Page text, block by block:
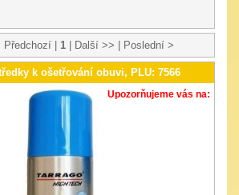
| 1 | Další >> | Poslední >
k ošetřování obuvi, PLU: 7566
Upozorňujeme vás na: